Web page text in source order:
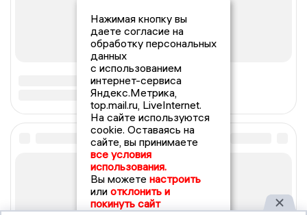
Нажимая кнопку вы
даете согласие на
обработку персональных
данных
с использованием
интернет-сервиса
Яндекс.Метрика,
top.mail.ru, LiveInternet.
На сайте используются
cookie. Оставаясь на
сайте, вы принимаете
все условия
использования.
Вы можете настроить
или отклонить и
покинуть сайт